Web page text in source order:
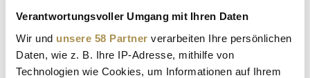
Verantwortungsvoller Umgang mit Ihren Daten
Wir und unsere 58 Partner verarbeiten Ihre persönlichen
Daten, wie z. B. Ihre IP-Adresse, mithilfe von
Technologien wie Cookies, um Informationen auf Ihrem